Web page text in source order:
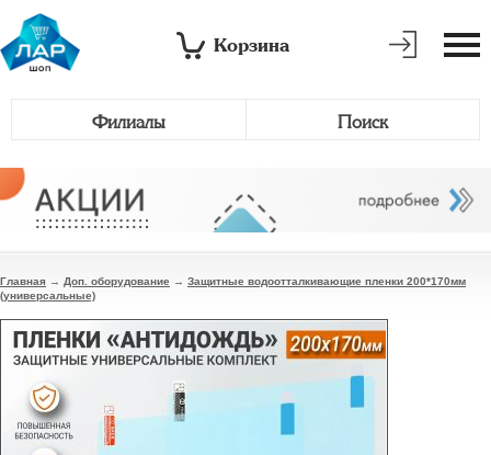
Корзина
Филиалы Поиск
Главная → Доп. оборудование → Защитные водоотталкивающие пленки 200*170мм
(универсальные)